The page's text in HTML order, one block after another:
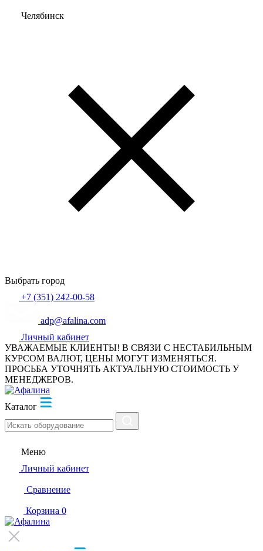
Челябинск
Выбрать город
+7 (351) 242-00-58
adp@afalina.com
Личный кабинет
УВАЖАЕМЫЕ КЛИЕНТЫ! В СВЯЗИ С НЕСТАБИЛЬНЫМ
КУРСОМ ВАЛЮТ, ЦЕНЫ МОГУТ ИЗМЕНЯТЬСЯ.
ПРОСЬБА УТОЧНЯТЬ АКТУАЛЬНУЮ СТОИМОСТЬ У
МЕНЕДЖЕРОВ.
Каталог
Меню
Личный кабинет
Сравнение
Корзина 0